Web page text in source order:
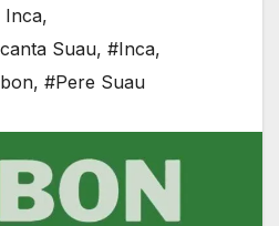
Inca,
Suau, #Inca,
, #Pere Suau